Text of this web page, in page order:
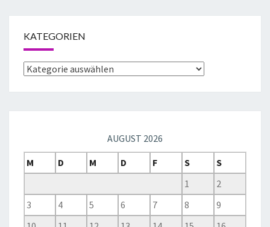
KATEGORIEN
AUGUST 2026
M
D M D F S
S
1
2
3
4 5 6 7 8
9